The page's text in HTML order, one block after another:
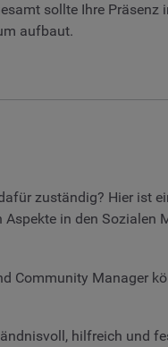
sollte Ihre Präsenz
aufbaut.
zuständig? Hier ist
in den Sozialen
Community Manager
hilfreich und